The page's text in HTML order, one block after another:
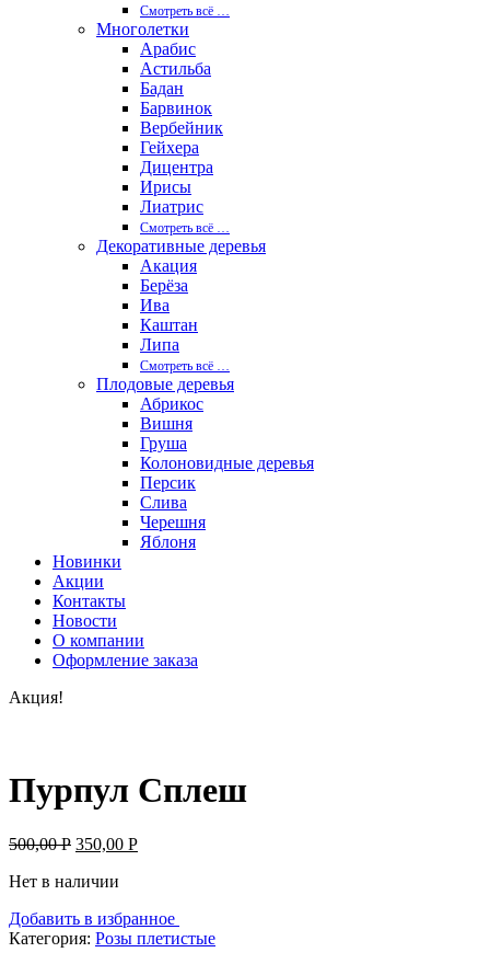
Смотреть вcё …
Многолетки
Арабис
Астильба
Бадан
Барвинок
Вербейник
Гейхера
Дицентра
Ирисы
Лиатрис
Смотреть вcё …
Декоративные деревья
Акация
Берёза
Ива
Каштан
Липа
Смотреть вcё …
Плодовые деревья
Абрикос
Вишня
Груша
Колоновидные деревья
Персик
Слива
Черешня
Яблоня
Новинки
Акции
Контакты
Новости
О компании
Оформление заказа
Акция!
Пурпул Сплеш
500,00Р 350,00 Р
Нет в наличии
Добавить в избранное
Категория: Розы плетистые